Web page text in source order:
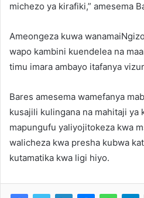
michezo ya kirafiki,” amesema
Ameongeza kuwa
wapo kambini kuendelea na
timu imara ambayo itafanya
Bares amesema wamefanya
kusajili kulingana na mahitaji ya
mapungufu yaliyojitokeza kwa
walicheza kwa presha kubwa
kutamatika kwa ligi hiyo.